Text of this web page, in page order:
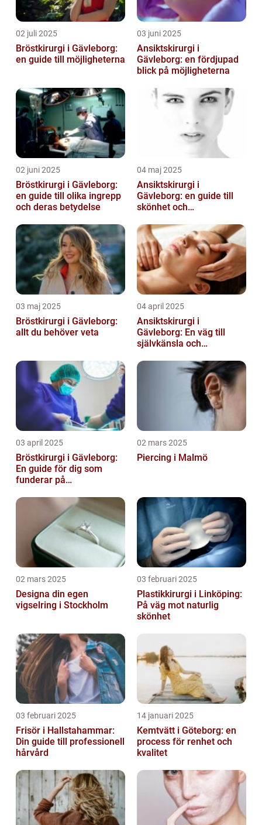
02 juli 2025
Bröstkirurgi i Gävleborg:
en guide till möjligheterna
03 juni 2025
Ansiktskirurgi i
Gävleborg: en fördjupad
blick på möjligheterna
02 juni 2025
Bröstkirurgi i Gävleborg:
en guide till olika ingrepp
och deras betydelse
04 maj 2025
Ansiktskirurgi i
Gävleborg: en guide till
skönhet och
03 maj 2025
Bröstkirurgi i Gävleborg:
allt du behöver veta
04 april 2025
Ansiktskirurgi i
Gävleborg: En väg till
självkänsla och
03 april 2025
Bröstkirurgi i Gävleborg:
En guide för dig som
funderar på
02 mars 2025
Piercing i Malmö
02 mars 2025
Designa din egen
vigselring i Stockholm
03 februari 2025
Plastikkirurgi i Linköping:
På väg mot naturlig
skönhet
03 februari 2025
Frisör i Hallstahammar:
Din guide till professionell
hårvård
14 januari 2025
Kemtvätt i Göteborg: en
process för renhet och
kvalitet